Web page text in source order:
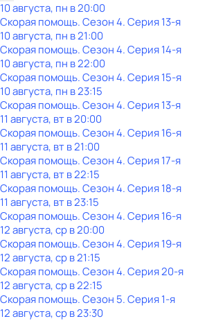
10 августа, пн в 20:00
Скорая помощь. Сезон 4. Серия 13-я
10 августа, пн в 21:00
Скорая помощь. Сезон 4. Серия 14-я
10 августа, пн в 22:00
Скорая помощь. Сезон 4. Серия 15-я
10 августа, пн в 23:15
Скорая помощь. Сезон 4. Серия 13-я
11 августа, вт в 20:00
Скорая помощь. Сезон 4. Серия 16-я
11 августа, вт в 21:00
Скорая помощь. Сезон 4. Серия 17-я
11 августа, вт в 22:15
Скорая помощь. Сезон 4. Серия 18-я
11 августа, вт в 23:15
Скорая помощь. Сезон 4. Серия 16-я
12 августа, ср в 20:00
Скорая помощь. Сезон 4. Серия 19-я
12 августа, ср в 21:15
Скорая помощь. Сезон 4. Серия 20-я
12 августа, ср в 22:15
Скорая помощь. Сезон 5. Серия 1-я
12 августа, ср в 23:30